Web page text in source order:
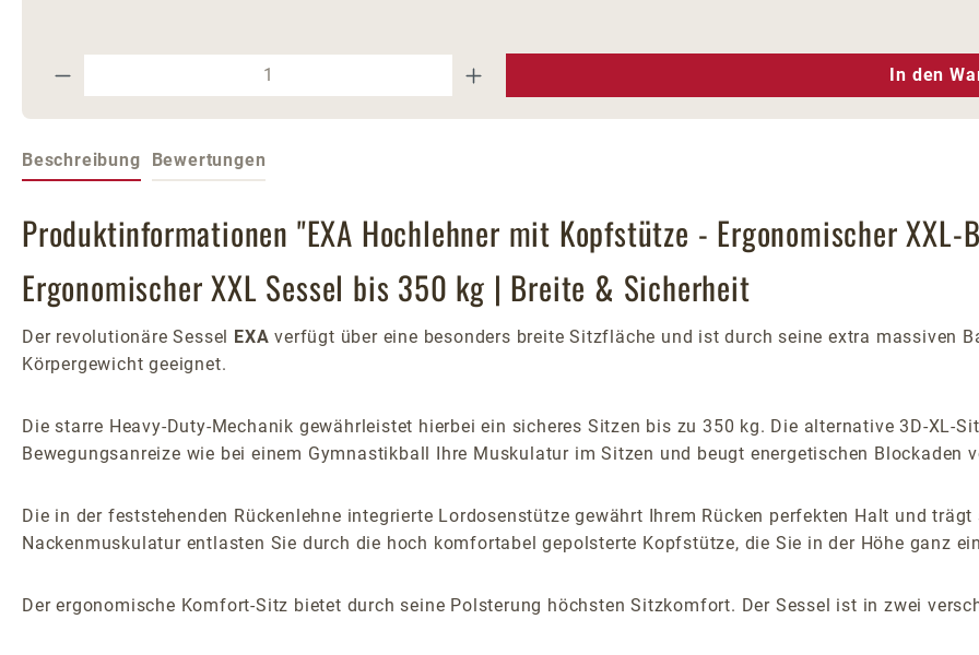
Produkt Anzahl: Gib den gewünschten Wert ein oder benutze die In den
Beschreibung Bewertungen
Produktinformationen "EXA Hochlehner mit Kopfstütze - Ergonomischer XXL-
Ergonomischer XXL Sessel bis 350 kg | Breite & Sicherheit
Der revolutionäre Sessel EXA verfügt über eine besonders breite Sitzfläche und ist durch seine extra massiven
Körpergewicht geeignet.
Die starre Heavy-Duty-Mechanik gewährleistet hierbei ein sicheres Sitzen bis zu 350 kg. Die alternative 3D-XL-
Bewegungsanreize wie bei einem Gymnastikball Ihre Muskulatur im Sitzen und beugt energetischen Blockaden
Die in der feststehenden Rückenlehne integrierte Lordosenstütze gewährt Ihrem Rücken perfekten Halt und
Nackenmuskulatur entlasten Sie durch die hoch komfortabel gepolsterte Kopfstütze, die Sie in der Höhe ganz
Der ergonomische Komfort-Sitz bietet durch seine Polsterung höchsten Sitzkomfort. Der Sessel ist in zwei